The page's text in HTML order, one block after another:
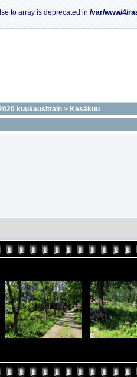
to array is deprecated in /var/www/4/
kuukausittain > Kesäkuu